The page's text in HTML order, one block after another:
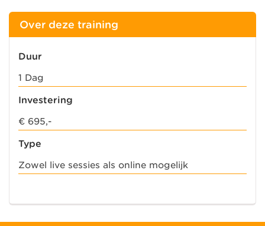
Over deze training
Duur
1 Dag
Investering
€ 695,-
Type
Zowel live sessies als online mogelijk